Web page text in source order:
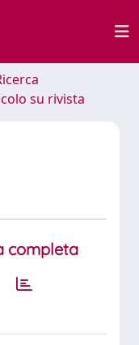
su rivista
completa